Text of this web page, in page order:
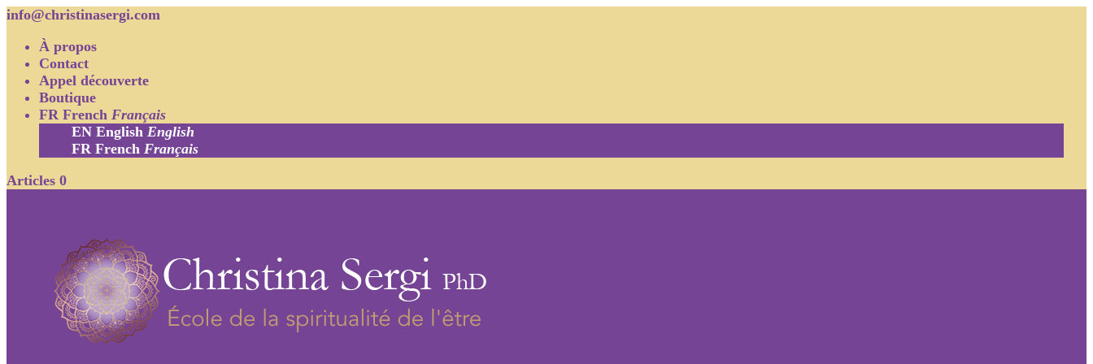
info@christinasergi.com
À propos
Contact
Appel découverte
Boutique
FR French Français
EN English English
FR French Français
Articles 0